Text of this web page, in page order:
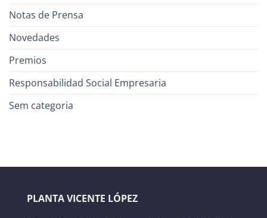
Notas de Prensa
Novedades
Premios
Responsabilidad Social Empresaria
Sem categoria
PLANTA VICENTE LÓPEZ